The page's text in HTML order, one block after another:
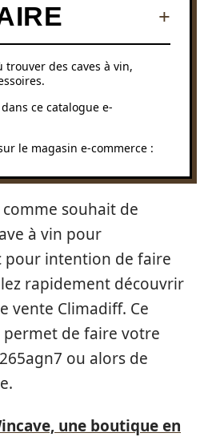
trouver des caves à vin,
ce catalogue e-
le magasin e-commerce :
souhait de
à vin pour
pour intention de faire
rapidement découvrir
vente Climadiff. Ce
de faire votre
ou alors de
une boutique en